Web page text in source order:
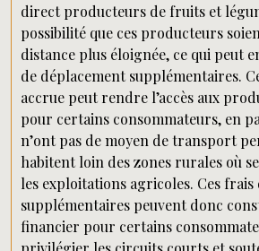
direct producteurs de fruits et
possibilité que ces producteurs
distance plus éloignée, ce qui peut
de déplacement supplémentaires.
accrue peut rendre l’accès aux
pour certains consommateurs, en
n’ont pas de moyen de transport
habitent loin des zones rurales où
les exploitations agricoles. Ces
supplémentaires peuvent donc
financier pour certains